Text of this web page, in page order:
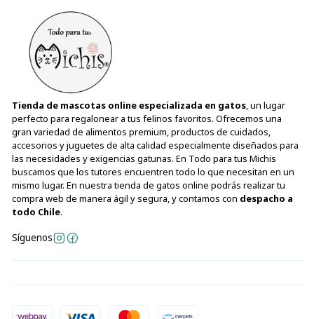
Tienda de mascotas online especializada en gatos, un lugar
perfecto para regalonear a tus felinos favoritos. Ofrecemos una
gran variedad de alimentos premium, productos de cuidados,
accesorios y juguetes de alta calidad especialmente diseñados para
las necesidades y exigencias gatunas. En Todo para tus Michis
buscamos que los tutores encuentren todo lo que necesitan en un
mismo lugar. En nuestra tienda de gatos online podrás realizar tu
compra web de manera ágil y segura, y contamos con despacho a
todo Chile.
Síguenos